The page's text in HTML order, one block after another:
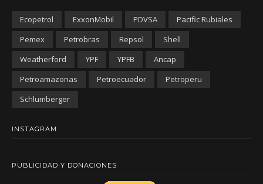
Ecopetrol ExxonMobil PDVSA
Pacific Rubiales
Pemex
Petrobras Repsol
Shell
Weatherford
YPF YPFB
Ancap
Petroamazonas
Petroecuador
Petroperu
Schlumberger
INSTAGRAM
PUBLICIDAD Y DONACIONES